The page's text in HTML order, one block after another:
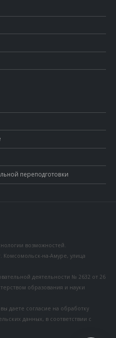
переподготовки
возможностей.
Комсомольск-на-Амуре, улица
деятельности № 2632 от 26
образования и науки
даете согласие на обработку
данных, в соответствии с